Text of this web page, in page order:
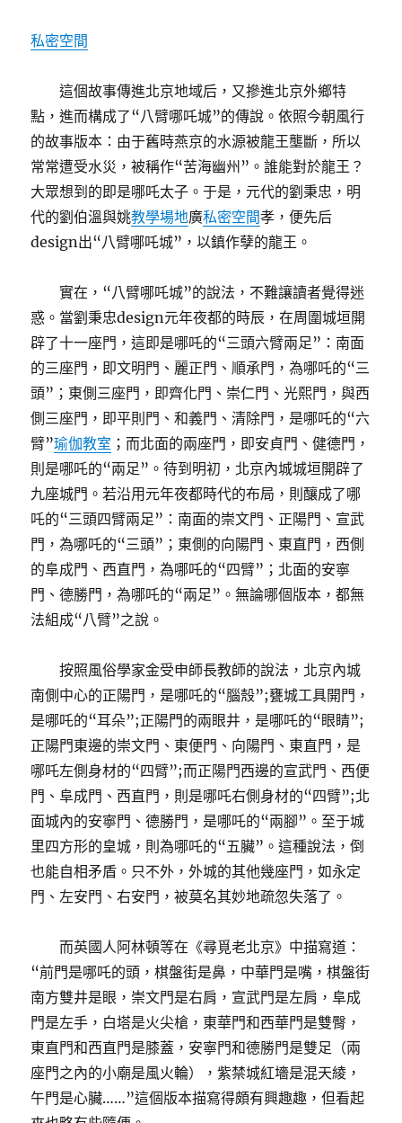
私密空間
這個故事傳進北京地域后，又摻進北京外鄉特
點，進而構成了“八臂哪吒城”的傳說。依照今朝風行
的故事版本：由于舊時燕京的水源被龍王壟斷，所以
常常遭受水災，被稱作“苦海幽州”。誰能對於龍王？
大眾想到的即是哪吒太子。于是，元代的劉秉忠，明
代的劉伯溫與姚教學場地廣私密空間孝，便先后
design出“八臂哪吒城”，以鎮作孽的龍王。
實在，“八臂哪吒城”的說法，不難讓讀者覺得迷
惑。當劉秉忠design元年夜都的時辰，在周圍城垣開
辟了十一座門，這即是哪吒的“三頭六臂兩足”：南面
的三座門，即文明門、麗正門、順承門，為哪吒的“三
頭”；東側三座門，即齊化門、崇仁門、光熙門，與西
側三座門，即平則門、和義門、清除門，是哪吒的“六
臂”瑜伽教室 ；而北面的兩座門，即安貞門、健德門，
則是哪吒的“兩足”。待到明初，北京內城城垣開辟了
九座城門。若沿用元年夜都時代的布局，則釀成了哪
吒的“三頭四臂兩足”：南面的崇文門、正陽門、宣武
門，為哪吒的“三頭”；東側的向陽門、東直門，西側
的阜成門、西直門，為哪吒的“四臂”；北面的安寧
門、德勝門，為哪吒的“兩足”。無論哪個版本，都無
法組成“八臂”之說。
按照風俗學家金受申師長教師的說法，北京內城
南側中心的正陽門，是哪吒的“腦殼”;甕城工具開門，
是哪吒的“耳朵”;正陽門的兩眼井，是哪吒的“眼睛”;
正陽門東邊的崇文門、東便門、向陽門、東直門，是
哪吒左側身材的“四臂”;而正陽門西邊的宣武門、西便
門、阜成門、西直門，則是哪吒右側身材的“四臂”;北
面城內的安寧門、德勝門，是哪吒的“兩腳”。至于城
里四方形的皇城，則為哪吒的“五臟”。這種說法，倒
也能自相矛盾。只不外，外城的其他幾座門，如永定
門、左安門、右安門，被莫名其妙地疏忽失落了。
而英國人阿林頓等在《尋覓老北京》中描寫道：
“前門是哪吒的頭，棋盤街是鼻，中華門是嘴，棋盤街
南方雙井是眼，崇文門是右肩，宣武門是左肩，阜成
門是左手，白塔是火尖槍，東華門和西華門是雙臀，
東直門和西直門是膝蓋，安寧門和德勝門是雙足（兩
座門之內的小廟是風火輪），紫禁城紅墻是混天綾，
午門是心臟……”這個版本描寫得頗有興趣趣，但看起